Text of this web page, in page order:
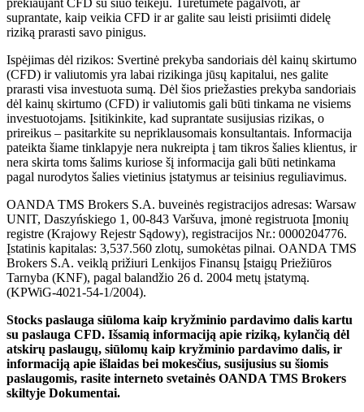
suprantate, kaip veikia CFD ir ar galite sau leisti prisiimti didelę
riziką prarasti savo pinigus.
Ispėjimas dėl rizikos: Svertinė prekyba sandoriais dėl kainų skirtumo
(CFD) ir valiutomis yra labai rizikinga jūsų kapitalui, nes galite
prarasti visa investuota sumą. Dėl šios priežasties prekyba sandoriais
dėl kainų skirtumo (CFD) ir valiutomis gali būti tinkama ne visiems
investuotojams. Įsitikinkite, kad suprantate susijusias rizikas, o
prireikus – pasitarkite su nepriklausomais konsultantais. Informacija
pateikta šiame tinklapyje nera nukreipta į tam tikros šalies klientus, ir
nera skirta toms šalims kuriose šį informacija gali būti netinkama
pagal nurodytos šalies vietinius įstatymus ar teisinius reguliavimus.
OANDA TMS Brokers S.A. buveinės registracijos adresas: Warsaw
UNIT, Daszyńskiego 1, 00-843 Varšuva, įmonė registruota Įmonių
registre (Krajowy Rejestr Sądowy), registracijos Nr.: 0000204776.
Įstatinis kapitalas: 3,537.560 zlotų, sumokėtas pilnai. OANDA TMS
Brokers S.A. veiklą prižiuri Lenkijos Finansų Įstaigų Priežiūros
Tarnyba (KNF), pagal balandžio 26 d. 2004 metų įstatymą.
(KPWiG-4021-54-1/2004).
Stocks paslauga siūloma kaip kryžminio pardavimo dalis kartu
su paslauga CFD. Išsamią informaciją apie riziką, kylančią dėl
atskirų paslaugų, siūlomų kaip kryžminio pardavimo dalis, ir
informaciją apie išlaidas bei mokesčius, susijusius su šiomis
paslaugomis, rasite interneto svetainės OANDA TMS Brokers
skiltyje Dokumentai.